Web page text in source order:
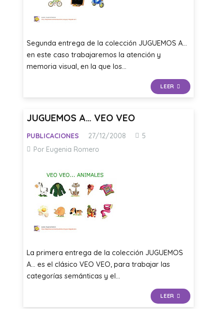
Segunda entrega de la colección JUGUEMOS A…
en este caso trabajaremos la atención y
memoria visual, en la que los…
LEER
JUGUEMOS A… VEO VEO
PUBLICACIONES 27/12/2008 5
Por Eugenia Romero
La primera entrega de la colección JUGUEMOS
A… es el clásico VEO VEO, para trabajar las
categorías semánticas y el…
LEER